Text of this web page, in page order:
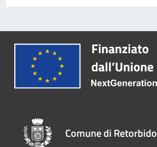
Comune di Retorbido